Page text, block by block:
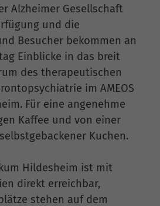
Alzheimer Gesellschaft
und die
Besucher bekommen an
Einblicke in das breit
des therapeutischen
im AMEOS
Für eine angenehme
Kaffee und von einer
Kuchen.
Hildesheim ist mit
direkt erreichbar,
stehen auf dem